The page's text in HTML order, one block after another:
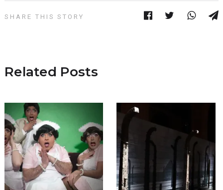
SHARE THIS STORY
Related Posts